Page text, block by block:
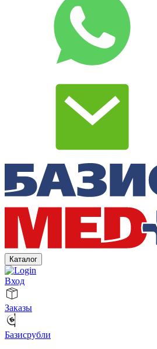
Каталог
Вход
Заказы
Базисрубли